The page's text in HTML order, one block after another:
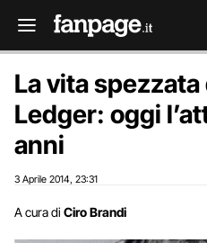
La vita spezzata
Ledger: oggi
anni
3 Aprile 2014 23:31
A cura di Ciro Brandi